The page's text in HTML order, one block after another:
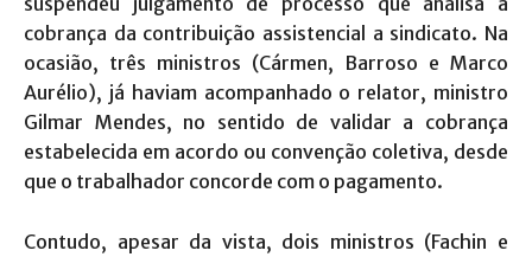
cobrança da contribuição assistencial a sindicato. Na
ocasião, três ministros (Cármen, Barroso e Marco
Aurélio), já haviam acompanhado o relator, ministro
Gilmar Mendes, no sentido de validar a cobrança
estabelecida em acordo ou convenção coletiva, desde
que o trabalhador concorde com o pagamento.
Contudo, apesar da vista, dois ministros (Fachin e